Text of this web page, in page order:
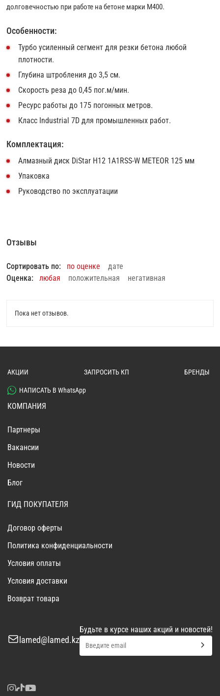
долговечностью при работе на бетоне марки М400.
Особенности:
Турбо усиленный сегмент для резки бетона любой
плотности.
Глубина штробления до 3,5 см.
Скорость реза до 0,45 пог.м/мин.
Ресурс работы до 175 погонных метров.
Класс Industrial 7D для промышленных работ.
Комплектация:
Алмазный диск DiStar H12 1A1RSS-W METEOR 125 мм
Упаковка
Руководство по эксплуатации
Отзывы
Сортировать по: по оценке
дате
Оценка:
любая положительная негативная
Пока нет отзывов.
АКЦИИ ЗАПРОСИТЬ КП БРЕНДЫ
НАПИСАТЬ В WhatsApp
КОМПАНИЯ
Партнеры
Вакансии
Новости
Блог
ГИД ПОКУПАТЕЛЯ
Договор оферты
Политика конфиденциальности
Условия оплаты
Условия доставки
Возврат товара
lamed@lamed.kz
Будьте в курсе наших акций и новостей!